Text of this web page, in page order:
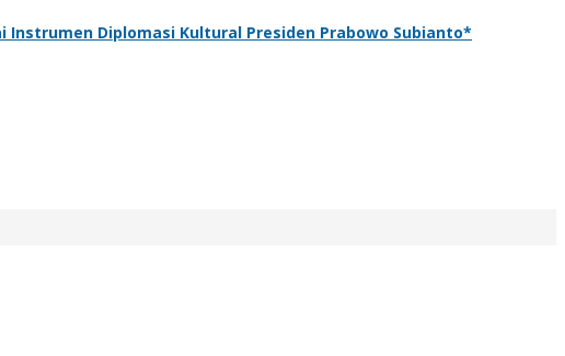
Instrumen Diplomasi Kultural Presiden Prabowo Subianto*